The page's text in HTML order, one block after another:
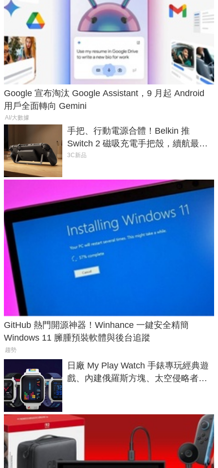
Google 宣布淘汰 Google Assistant，9 月起 Android
用戶全面轉向 Gemini
AI/大數據
手把、行動電源合體！Belkin 推
Switch 2 磁吸充電手把殼，續航最高
延長 1.5 倍
3C新品
GitHub 熱門開源神器！Winhance 一鍵安全精簡
Windows 11 臃腫預裝軟體與後台追蹤
趨勢
日廠 My Play Watch 手錶專玩經典遊
戲、內建俄羅斯方塊、太空侵略者，